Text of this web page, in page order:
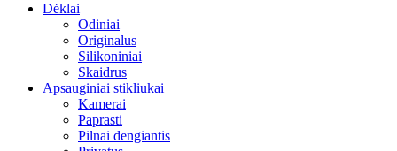
Dėklai
Odiniai
Originalus
Silikoniniai
Skaidrus
Apsauginiai stikliukai
Kamerai
Paprasti
Pilnai dengiantis